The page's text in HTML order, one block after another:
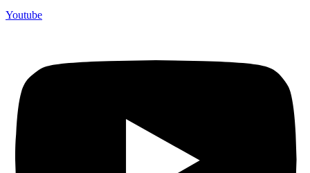
Youtube